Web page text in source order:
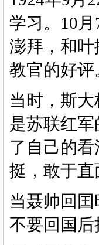
学习。10
澎拜，和
教官的好评
当时，斯
是苏联红
了自己的
挺，敢于直
当聂帅回囯
不要回国后